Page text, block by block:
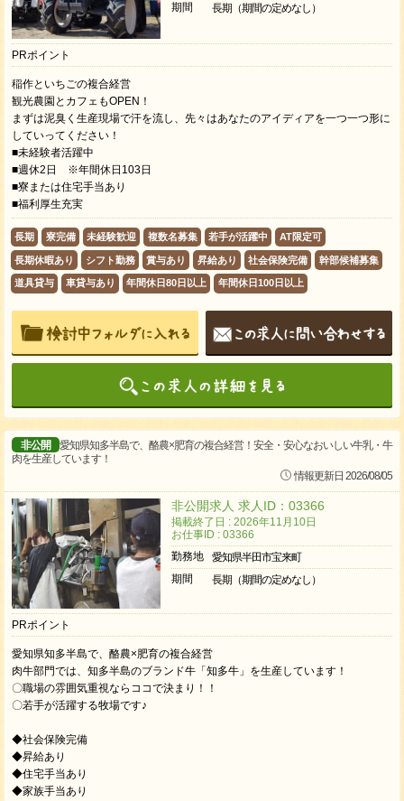
期間
長期（期間の定めなし）
PRポイント
稲作といちごの複合経営
観光農園とカフェもOPEN！
まずは泥臭く生産現場で汗を流し、先々はあなたのアイディアを一つ一つ形に
していってください！
■未経験者活躍中
■週休2日 ※年間休日103日
■寮または住宅手当あり
■福利厚生充実
長期 寮完備 未経験歓迎 複数名募集 若手が活躍中 AT限定可
長期休暇あり シフト勤務 賞与あり 昇給あり 社会保険完備 幹部候補募集
道具貸与 車貸与あり 年間休日80日以上 年間休日100日以上
非公開
愛知県知多半島で、酪農×肥育の複合経営！安全・安心なおいしい牛乳・牛
肉を生産しています！
情報更新日 2026/08/05
非公開求人 求人ID：03366
掲載終了日 : 2026年11月10日
お仕事ID : 03366
勤務地
愛知県半田市宝来町
期間
長期（期間の定めなし）
PRポイント
愛知県知多半島で、酪農×肥育の複合経営
肉牛部門では、知多半島のブランド牛「知多牛」を生産しています！
〇職場の雰囲気重視ならココで決まり！！
〇若手が活躍する牧場です♪
◆社会保険完備
◆昇給あり
◆住宅手当あり
◆家族手当あり